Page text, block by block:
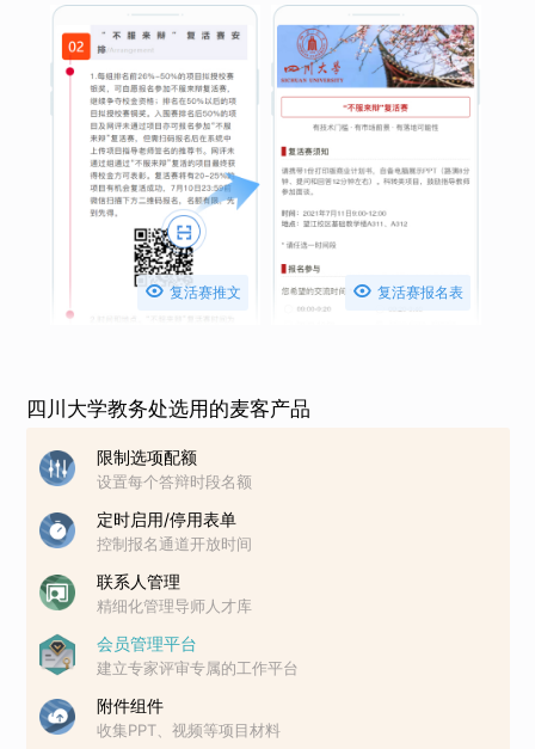
 复活赛推文  复活赛报名表
四川大学教务处选用的麦客产品
限制选项配额
设置每个答辩时段名额
定时启用/停用表单
控制报名通道开放时间
联系人管理
精细化管理导师人才库
会员管理平台
建立专家评审专属的工作平台
附件组件
收集PPT、视频等项目材料